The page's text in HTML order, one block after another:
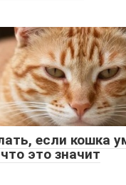
если кошка
это значит